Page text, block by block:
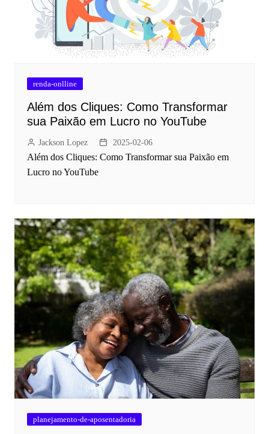
renda-onlline
Além dos Cliques: Como Transformar
sua Paixão em Lucro no YouTube
Jackson Lopez 2025-02-06
Além dos Cliques: Como Transformar sua Paixão em
Lucro no YouTube
planejamento-de-aposentadoria